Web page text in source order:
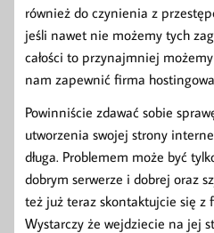
również do czynienia z
jeśli nawet nie możemy tych
całości to przynajmniej
nam zapewnić firma
Powinniście zdawać sobie
utworzenia swojej strony
długa. Problemem może być
dobrym serwerze i dobrej oraz
też już teraz skontaktujcie się z
Wystarczy że wejdziecie na jej